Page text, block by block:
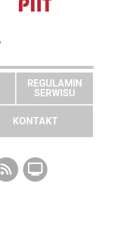
REGULAMIN
SERWISU
KONTAKT